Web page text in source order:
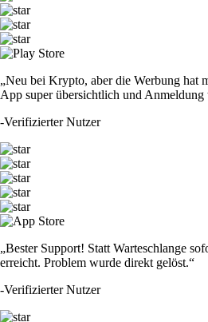
„Neu bei Krypto, aber die Werbung hat
App super übersichtlich und Anmeldung
-Verifizierter Nutzer
„Bester Support! Statt Warteschlange
erreicht. Problem wurde direkt gelöst.“
-Verifizierter Nutzer